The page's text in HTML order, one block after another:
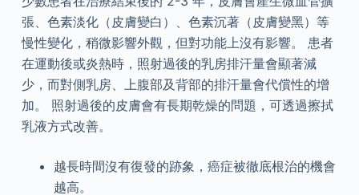
張、色素淡化（皮膚變白）、色素沉著（皮膚變黑）等
慢性變化，稍微影響外觀，但對功能上沒有影響。 患者
在運動後或炎熱時，照射過後的乳房排汗量會顯著減
少，而對側乳房、上腹部及背部的排汗量會代償性的增
加。 照射過後的皮膚會有長期乾燥的問題，可透過擦拭
乳液方式改善。
越長時間沒有復發的跡象，癌症被徹底根治的機會
越高。